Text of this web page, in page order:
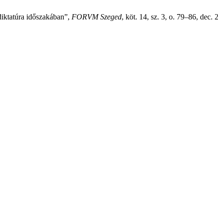
időszakában”, FORVM Szeged, köt. 14, sz. 3, o. 79–86, dec.